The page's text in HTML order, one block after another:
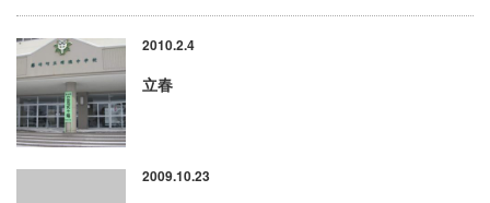
2010.2.4
立春
2009.10.23